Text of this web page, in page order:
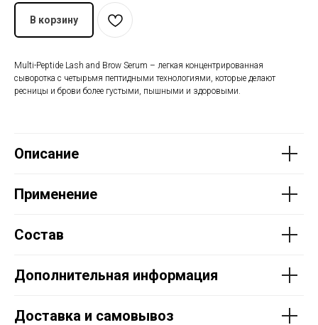
В корзину
Multi-Peptide Lash and Brow Serum – легкая концентрированная
сыворотка с четырьмя пептидными технологиями, которые делают
ресницы и брови более густыми, пышными и здоровыми.
Описание
Применение
Состав
Дополнительная информация
Доставка и самовывоз